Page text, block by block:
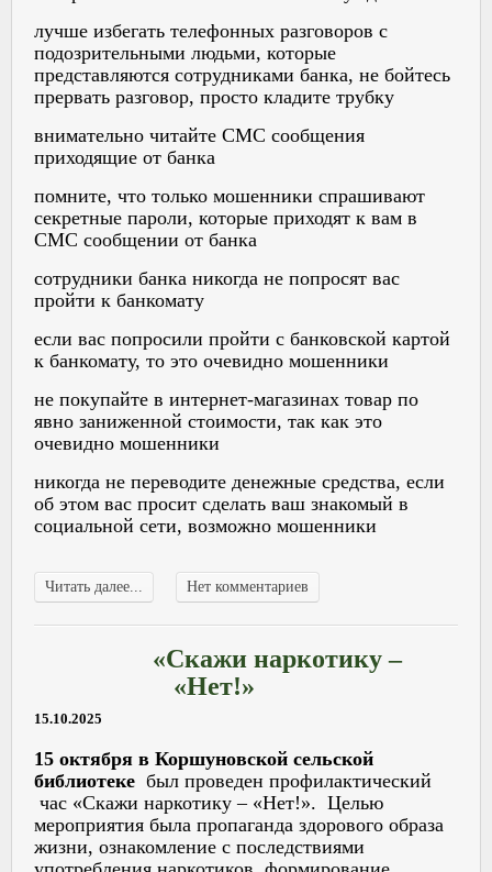
лучше избегать телефонных разговоров с
подозрительными людьми, которые
представляются сотрудниками банка, не бойтесь
прервать разговор, просто кладите трубку
внимательно читайте СМС сообщения
приходящие от банка
помните, что только мошенники спрашивают
секретные пароли, которые приходят к вам в
СМС сообщении от банка
сотрудники банка никогда не попросят вас
пройти к банкомату
если вас попросили пройти с банковской картой
к банкомату, то это очевидно мошенники
не покупайте в интернет-магазинах товар по
явно заниженной стоимости, так как это
очевидно мошенники
никогда не переводите денежные средства, если
об этом вас просит сделать ваш знакомый в
социальной сети, возможно мошенники
Читать далее... Нет комментариев
«Скажи наркотику –
«Нет!»
15.10.2025
15 октября в Коршуновской сельской
библиотеке был проведен профилактический
час «Скажи наркотику – «Нет!». Целью
мероприятия была пропаганда здорового образа
жизни, ознакомление с последствиями